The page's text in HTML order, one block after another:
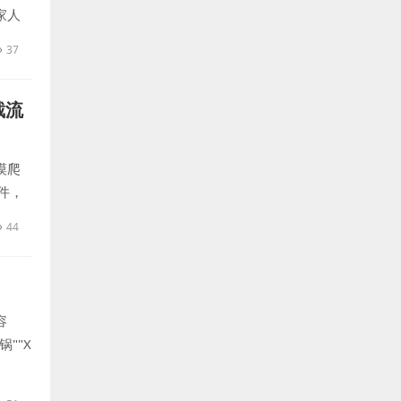
人
37
流
爬
，
44
""X